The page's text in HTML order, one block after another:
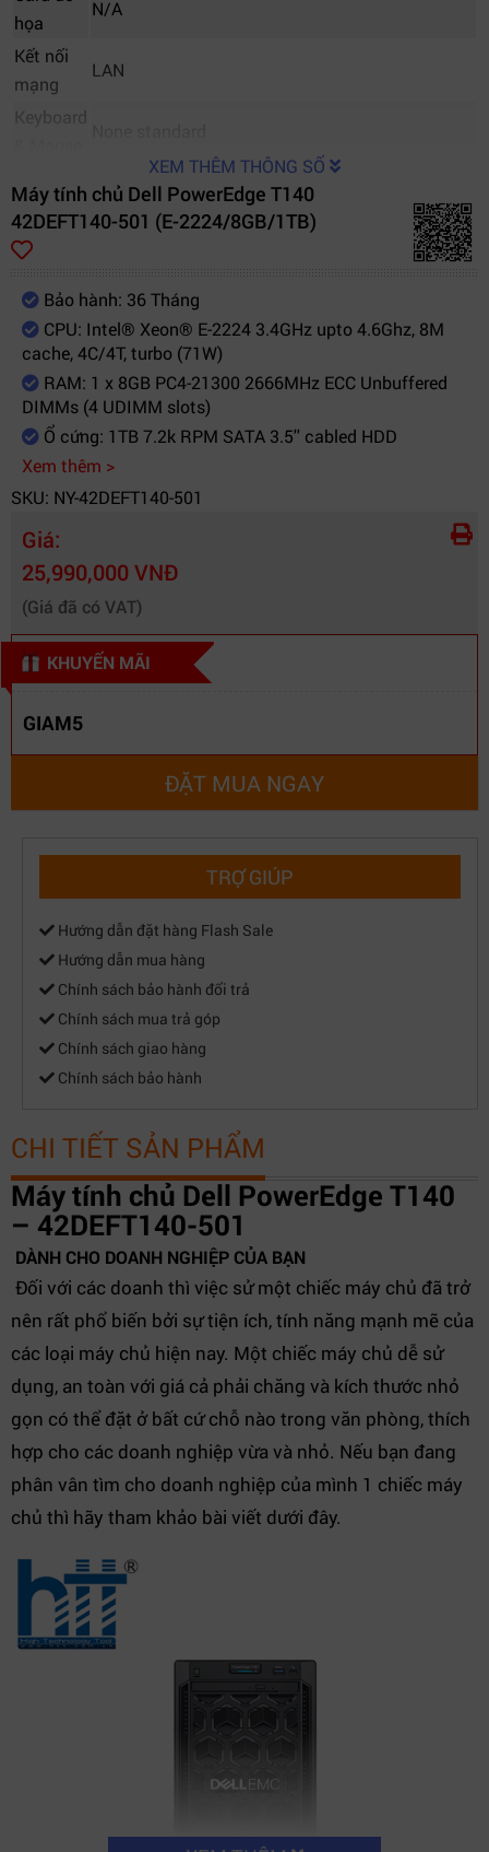
họa
N/A
Kết nối
mạng
LAN
Keyboard
Cổng kết
nối
PCI-Express Slots: 4 PCIe Slots: 1x8 Gen3 (x16
connector) FH/HL,1x8 Gen3 (x8 connector)
FH/HL,1x4 Gen3 (x8 connector) FH/HL,1x1 Gen3
Hệ điều
hành
Form
Factor
Tower
Power
Supply
365W Fixed Power (1/1)
Bảo
hành
36 tháng
XEM THÊM THÔNG SỐ
Máy tính chủ Dell PowerEdge T140
42DEFT140-501 (E-2224/8GB/1TB)
Bảo hành: 36 Tháng
CPU: Intel® Xeon® E-2224 3.4GHz upto 4.6Ghz, 8M
cache, 4C/4T, turbo (71W)
RAM: 1 x 8GB PC4-21300 2666MHz ECC Unbuffered
DIMMs (4 UDIMM slots)
Ổ cứng: 1TB 7.2k RPM SATA 3.5'' cabled HDD
Xem thêm >
SKU: NY-42DEFT140-501
Giá:
25,990,000 VNĐ
(Giá đã có VAT)
KHUYẾN MÃI
GIAM5
ĐẶT MUA NGAY
TRỢ GIÚP
Hướng dẫn đặt hàng Flash Sale
Hướng dẫn mua hàng
Chính sách bảo hành đổi trả
Chính sách mua trả góp
Chính sách giao hàng
Chính sách bảo hành
CHI TIẾT SẢN PHẨM
Máy tính chủ Dell PowerEdge T140
– 42DEFT140-501
DÀNH CHO DOANH NGHIỆP CỦA BẠN
Đối với các doanh thì việc sử một chiếc máy chủ đã trở
nên rất phổ biến bởi sự tiện ích, tính năng mạnh mẽ của
các loại máy chủ hiện nay. Một chiếc máy chủ dễ sử
dụng, an toàn với giá cả phải chăng và kích thước nhỏ
gọn có thể đặt ở bất cứ chỗ nào trong văn phòng, thích
hợp cho các doanh nghiệp vừa và nhỏ. Nếu bạn đang
phân vân tìm cho doanh nghiệp của mình 1 chiếc máy
chủ thì hãy tham khảo bài viết dưới đây.